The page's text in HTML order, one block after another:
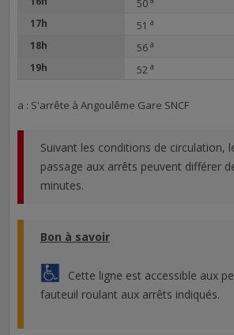
50
17h 51 a
18h 56 a
19h 52 a
a : S'arrête à Angoulême Gare SNCF
Suivant les conditions de circulation,
passage aux arrêts peuvent différer
minutes.
Bon à savoir
Cette ligne est accessible aux
fauteuil roulant aux arrêts indiqués.